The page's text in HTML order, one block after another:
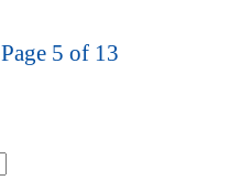
Page 5 of 13